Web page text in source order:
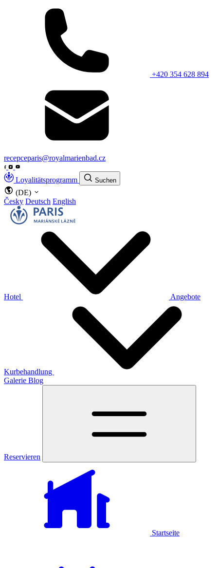
+420 354 628 894
recepceparis@royalmarienbad.cz
Loyalitätsprogramm Suchen
(DE)
Česky Deutsch English
Hotel Angebote
Kurbehandlung
Galerie Blog
Reservieren
Startseite